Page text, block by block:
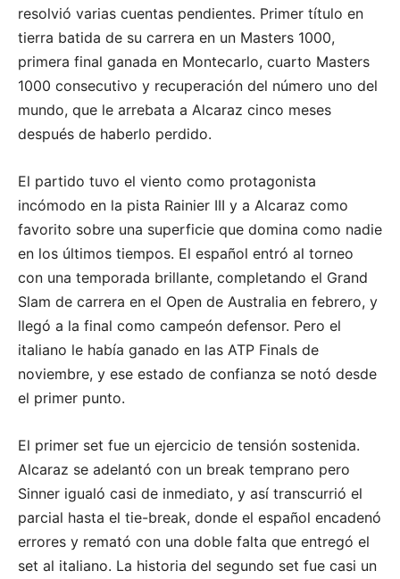
resolvió varias cuentas pendientes. Primer título en
tierra batida de su carrera en un Masters 1000,
primera final ganada en Montecarlo, cuarto Masters
1000 consecutivo y recuperación del número uno del
mundo, que le arrebata a Alcaraz cinco meses
después de haberlo perdido.
El partido tuvo el viento como protagonista
incómodo en la pista Rainier III y a Alcaraz como
favorito sobre una superficie que domina como nadie
en los últimos tiempos. El español entró al torneo
con una temporada brillante, completando el Grand
Slam de carrera en el Open de Australia en febrero, y
llegó a la final como campeón defensor. Pero el
italiano le había ganado en las ATP Finals de
noviembre, y ese estado de confianza se notó desde
el primer punto.
El primer set fue un ejercicio de tensión sostenida.
Alcaraz se adelantó con un break temprano pero
Sinner igualó casi de inmediato, y así transcurrió el
parcial hasta el tie-break, donde el español encadenó
errores y remató con una doble falta que entregó el
set al italiano. La historia del segundo set fue casi un